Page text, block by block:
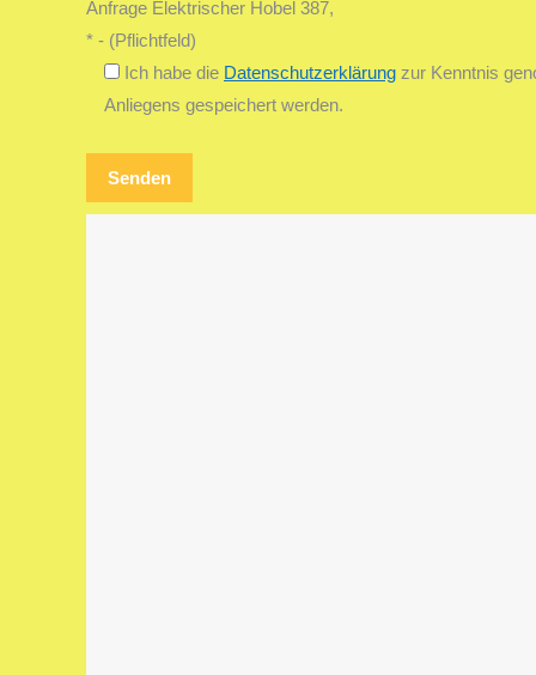
Anfrage Elektrischer Hobel 387,
* - (Pflichtfeld)
Ich habe die Datenschutzerklärung zur Kenntnis
Anliegens gespeichert werden.